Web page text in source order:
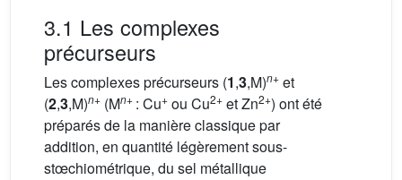
3.1 Les complexes
précurseurs
Les complexes précurseurs (1,3,M)n+ et
(2,3,M)n+ (Mn+ : Cu+ ou Cu2+ et Zn2+) ont été
préparés de la manière classique par
addition, en quantité légèrement sous-
stœchiométrique, du sel métallique